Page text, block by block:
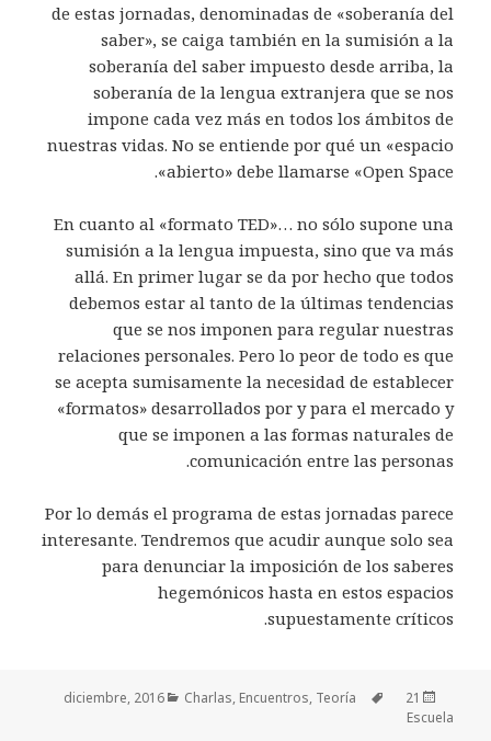
de estas jornadas, denominadas de «soberanía del
saber», se caiga también en la sumisión a la
soberanía del saber impuesto desde arriba, la
soberanía de la lengua extranjera que se nos
impone cada vez más en todos los ámbitos de
nuestras vidas. No se entiende por qué un «espacio
abierto» debe llamarse «Open Space».
En cuanto al «formato TED»… no sólo supone una
sumisión a la lengua impuesta, sino que va más
allá. En primer lugar se da por hecho que todos
debemos estar al tanto de la últimas tendencias
que se nos imponen para regular nuestras
relaciones personales. Pero lo peor de todo es que
se acepta sumisamente la necesidad de establecer
«formatos» desarrollados por y para el mercado y
que se imponen a las formas naturales de
comunicación entre las personas.
Por lo demás el programa de estas jornadas parece
interesante. Tendremos que acudir aunque solo sea
para denunciar la imposición de los saberes
hegemónicos hasta en estos espacios
supuestamente críticos.
Publicado
el
21 diciembre, 2016
Categorías Charlas, Encuentros, Teoría
Etiquetas
Escuela